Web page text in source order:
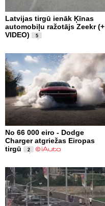
Latvijas tirgū ienāk Ķīnas
automobiļu ražotājs Zeekr (+
VIDEO)
5
No 66 000 eiro - Dodge
Charger atgriežas Eiropas
tirgū
2